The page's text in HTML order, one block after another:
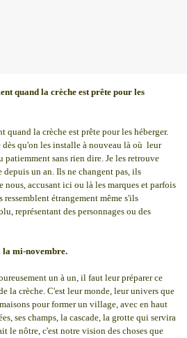
quand la crèche est prête pour les
quand la crèche est prête pour les héberger.
qu'on les installe à nouveau là où leur
sans rien dire. Je les retrouve
depuis un an. Ils ne changent pas, ils
accusant ici ou là les marques et parfois
ressemblent étrangement même s'ils
représentant des personnages ou des
la mi-novembre.
un à un, il faut leur préparer ce
la crèche. C'est leur monde, leur univers que
pour former un village, avec en haut
ses champs, la cascade, la grotte qui servira
le nôtre, c'est notre vision des choses que